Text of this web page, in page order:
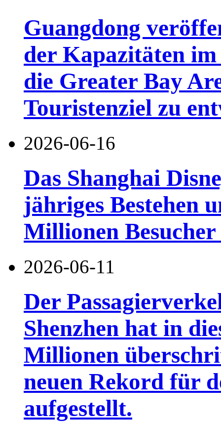
Guangdong
der Kapazitäten
die Greater Bay
Touristenziel zu
2026-06-16
Das Shanghai
jähriges Bestehen
Millionen Besucher
2026-06-11
Der
Shenzhen hat in
Millionen
neuen Rekord für
aufgestellt.